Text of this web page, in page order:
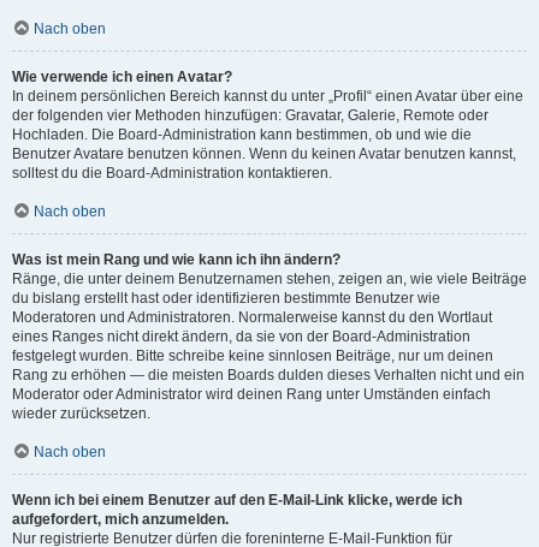
Nach oben
Wie verwende ich einen Avatar?
In deinem persönlichen Bereich kannst du unter „Profil“ einen Avatar über eine
der folgenden vier Methoden hinzufügen: Gravatar, Galerie, Remote oder
Hochladen. Die Board-Administration kann bestimmen, ob und wie die
Benutzer Avatare benutzen können. Wenn du keinen Avatar benutzen kannst,
solltest du die Board-Administration kontaktieren.
Nach oben
Was ist mein Rang und wie kann ich ihn ändern?
Ränge, die unter deinem Benutzernamen stehen, zeigen an, wie viele Beiträge
du bislang erstellt hast oder identifizieren bestimmte Benutzer wie
Moderatoren und Administratoren. Normalerweise kannst du den Wortlaut
eines Ranges nicht direkt ändern, da sie von der Board-Administration
festgelegt wurden. Bitte schreibe keine sinnlosen Beiträge, nur um deinen
Rang zu erhöhen — die meisten Boards dulden dieses Verhalten nicht und ein
Moderator oder Administrator wird deinen Rang unter Umständen einfach
wieder zurücksetzen.
Nach oben
Wenn ich bei einem Benutzer auf den E-Mail-Link klicke, werde ich
aufgefordert, mich anzumelden.
Nur registrierte Benutzer dürfen die foreninterne E-Mail-Funktion für